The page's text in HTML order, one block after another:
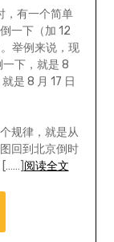
，有一个简单
一下（加 12
举例来说，现
下，就是 8
是 8 月 17 日
规律，就是从
回到北京倒时
[……] 阅读全文